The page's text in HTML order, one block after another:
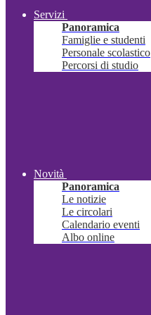
Servizi
Panoramica
Famiglie e studenti
Personale scolastico
Percorsi di studio
Novità
Panoramica
Le notizie
Le circolari
Calendario eventi
Albo online